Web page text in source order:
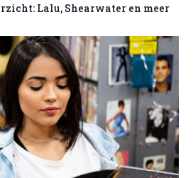
Lalu, Shearwater en meer